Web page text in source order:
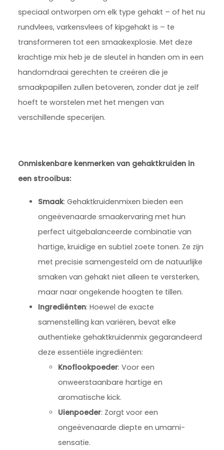
speciaal ontworpen om elk type gehakt – of het nu
rundvlees, varkensvlees of kipgehakt is – te
transformeren tot een smaakexplosie. Met deze
krachtige mix heb je de sleutel in handen om in een
handomdraai gerechten te creëren die je
smaakpapillen zullen betoveren, zonder dat je zelf
hoeft te worstelen met het mengen van
verschillende specerijen.
Onmiskenbare kenmerken van gehaktkruiden in
een strooibus:
Smaak: Gehaktkruidenmixen bieden een
ongeëvenaarde smaakervaring met hun
perfect uitgebalanceerde combinatie van
hartige, kruidige en subtiel zoete tonen. Ze zijn
met precisie samengesteld om de natuurlijke
smaken van gehakt niet alleen te versterken,
maar naar ongekende hoogten te tillen.
Ingrediënten: Hoewel de exacte
samenstelling kan variëren, bevat elke
authentieke gehaktkruidenmix gegarandeerd
deze essentiële ingrediënten:
Knoflookpoeder: Voor een
onweerstaanbare hartige en
aromatische kick.
Uienpoeder: Zorgt voor een
ongeëvenaarde diepte en umami-
sensatie.